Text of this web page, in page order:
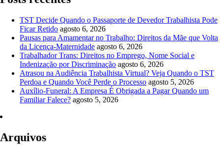
TST Decide Quando o Passaporte de Devedor Trabalhista Pode
Ficar Retido agosto 6, 2026
Pausas para Amamentar no Trabalho: Direitos da Mãe que Volta
da Licença-Maternidade agosto 6, 2026
Trabalhador Trans: Direitos no Emprego, Nome Social e
Indenização por Discriminação agosto 6, 2026
Atrasou na Audiência Trabalhista Virtual? Veja Quando o TST
Perdoa e Quando Você Perde o Processo agosto 5, 2026
Auxílio-Funeral: A Empresa É Obrigada a Pagar Quando um
Familiar Falece? agosto 5, 2026
Arquivos